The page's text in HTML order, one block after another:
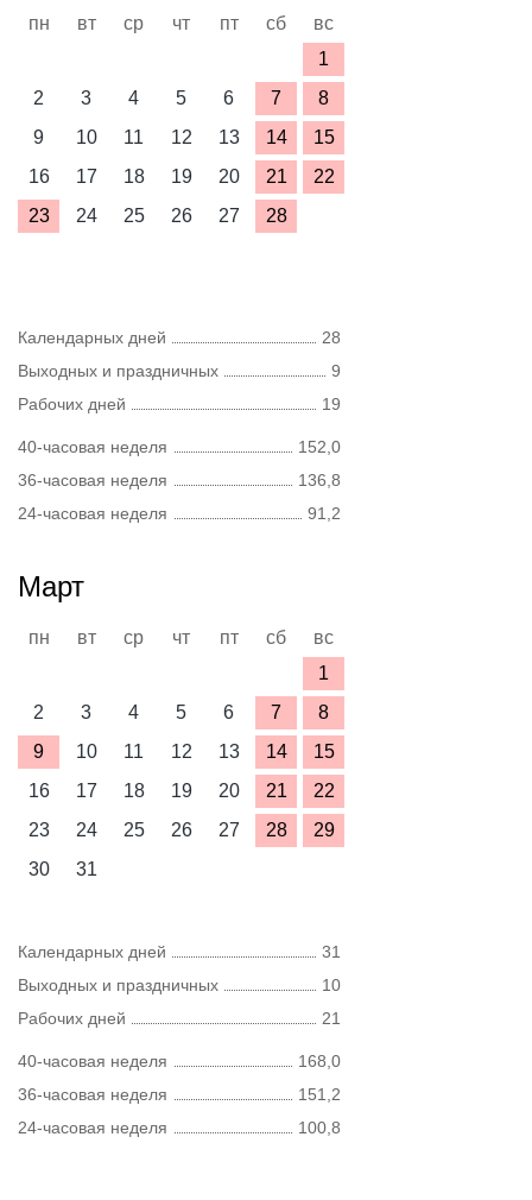
пн вт ср чт пт сб
вс
1
2
3 4 5 6 7
8
9
10 11 12 13 14
15
16
17 18 19 20 21
22
23
24 25 26 27 28
Календарных дней
28
Выходных и праздничных
9
Рабочих дней
19
40-часовая неделя
152,0
36-часовая неделя
136,8
24-часовая неделя
91,2
Март
пн вт ср чт пт сб
вс
1
2
3 4 5 6 7
8
9
10 11 12 13 14
15
16
17 18 19 20 21
22
23
24 25 26 27 28
29
30
31
Календарных дней
31
Выходных и праздничных
10
Рабочих дней
21
40-часовая неделя
168,0
36-часовая неделя
151,2
24-часовая неделя
100,8